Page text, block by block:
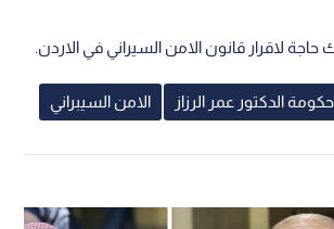
لاقرار قانون الامن السيراني في الاردن.
حكومة الدكتور عمر الرزاز الامن السيبراني